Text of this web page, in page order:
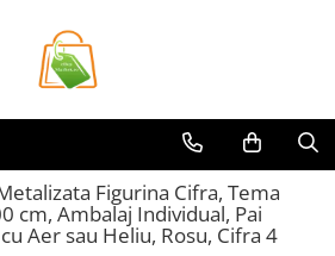
Figurina Cifra, Tema
cm, Ambalaj Individual, Pai
Aer sau Heliu, Rosu, Cifra 4